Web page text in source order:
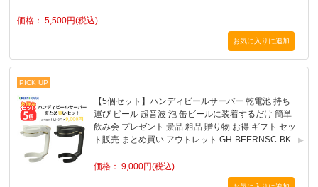
価格： 5,500円(税込)
PICK UP
【5個セット】ハンディビールサーバー 乾電池 持ち
運び ビール 超音波 泡 缶ビールに装着するだけ 簡単
飲み会 プレゼント 景品 粗品 贈り物 お得 ギフト セッ
ト販売 まとめ買い アウトレット GH-BEERNSC-BK
価格： 9,000円(税込)